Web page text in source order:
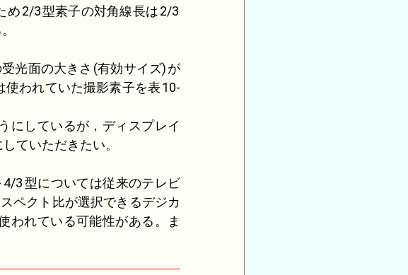
め2/3型素子の対角線長は2/3
光面の大きさ (有効サイズ)が
使われていた撮影素子を表10-
にしているが，ディスプレイ
ていただきたい。
4/3型については従来のテレビ
ペクト比が選択できるデジカ
われている可能性がある。ま